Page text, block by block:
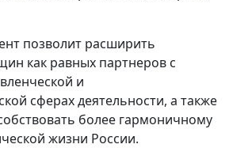
позволит расширить
как равных партнеров с
и
сферах деятельности, а также
более гармоничному
жизни России.